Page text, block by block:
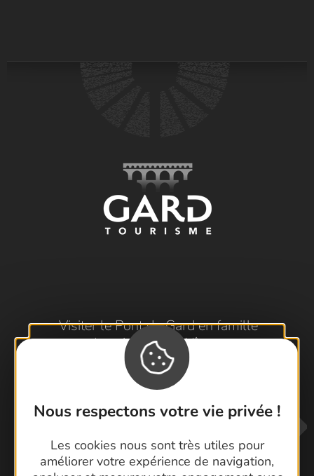
Nous respectons votre vie privée !
Les cookies nous sont très utiles pour
améliorer votre expérience de navigation,
Visiter le Pont du Gard en famille
Les Arènes de Nîmes
Escapade en Camargue
Randonnée en Cévennes